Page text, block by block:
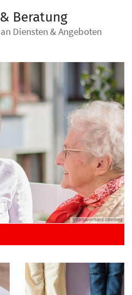
Beratung
Diensten & Angeboten
© Caritasverband Oberberg